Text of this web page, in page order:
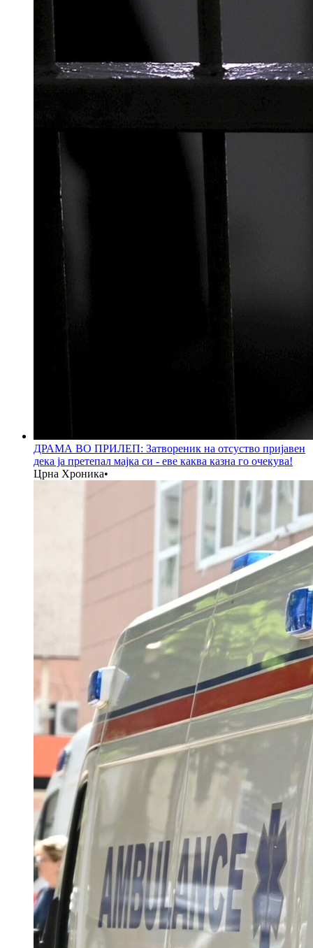
ДРАМА ВО ПРИЛЕП: Затвореник на отсуство пријавен
дека ја претепал мајка си - еве каква казна го очекува!
Црна Хроника•